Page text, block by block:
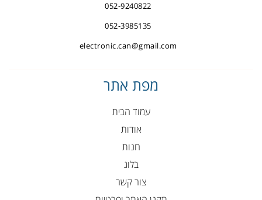
052-9240822
052-3985135
electronic.can@gmail.com
מפת אתר
עמוד הבית
אודות
חנות
בלוג
צור קשר